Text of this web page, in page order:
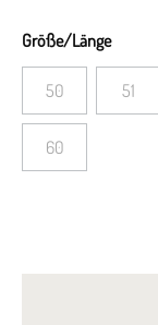
Größe/Länge
50 51
60